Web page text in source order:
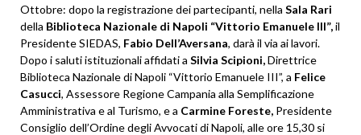
Ottobre: dopo la registrazione dei partecipanti, nella Sala Rari
della Biblioteca Nazionale di Napoli “Vittorio Emanuele III”,il
Presidente SIEDAS, Fabio Dell’Aversana, darà il via ai lavori.
Dopo i saluti istituzionali affidati a Silvia Scipioni,Direttrice
Biblioteca Nazionale di Napoli “Vittorio Emanuele III”, a Felice
Casucci, Assessore Regione Campania alla Semplificazione
Amministrativa e al Turismo, e a Carmine Foreste, Presidente
Consiglio dell’Ordine degli Avvocati di Napoli, alle ore 15,30 si